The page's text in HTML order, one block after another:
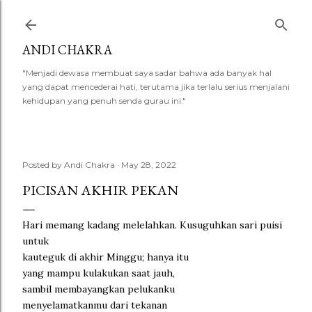
ANDI CHAKRA
"Menjadi dewasa membuat saya sadar bahwa ada banyak hal
yang dapat mencederai hati, terutama jika terlalu serius menjalani
kehidupan yang penuh senda gurau ini."
Posted by Andi Chakra May 28, 2022
PICISAN AKHIR PEKAN
Hari memang kadang melelahkan. Kusuguhkan sari puisi
untuk
kauteguk di akhir Minggu; hanya itu
yang mampu kulakukan saat jauh,
sambil membayangkan pelukanku
menyelamatkanmu dari tekanan